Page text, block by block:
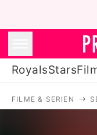
RoyalsStars
FILME & SERIEN